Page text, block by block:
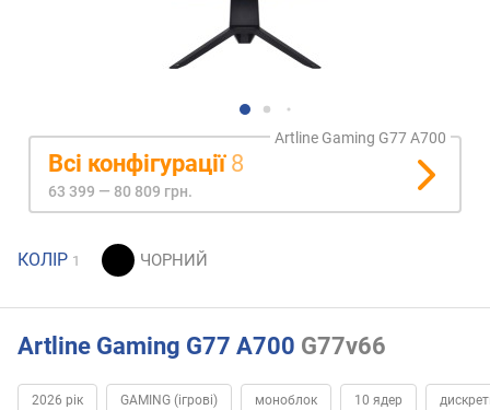
Artline Gaming G77 A700
Всі конфігурації 8
63 399 — 80 809 грн.
КОЛІР 1
Artline Gaming G77 A700 G77v66
2026 рік GAMING (ігрові) моноблок 10 ядер